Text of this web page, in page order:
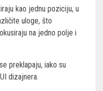
kao jednu poziciju, u
uloge, što
na jedno polje i
preklapaju, iako su
dizajnera.